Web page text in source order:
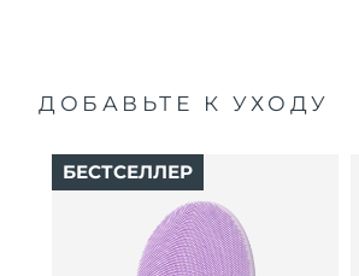
ДОБАВЬТЕ К УХОДУ
БЕСТСЕЛЛЕР